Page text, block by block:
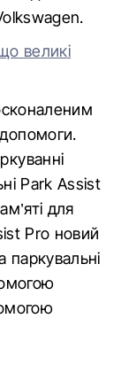
великі
Park Assist
для
Pro новий